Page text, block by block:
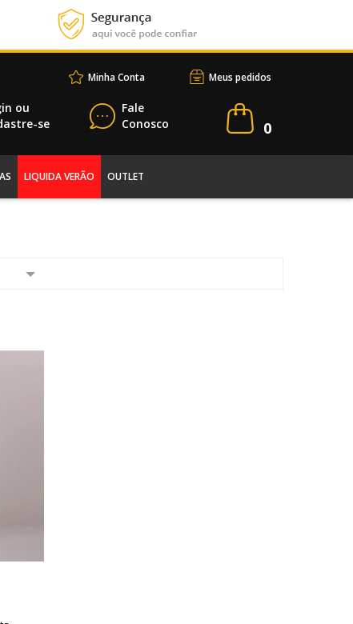
Meus pedidos
Minha Conta
ou
se
Fale
Conosco
0
LIQUIDA VERÃO OUTLET